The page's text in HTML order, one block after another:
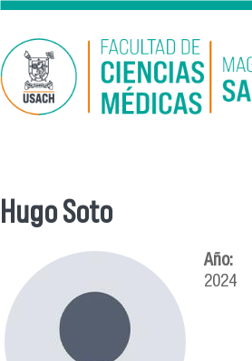
Pasar al contenido principal
Se encuentra usted aquí
Hugo Soto
Año:
2024